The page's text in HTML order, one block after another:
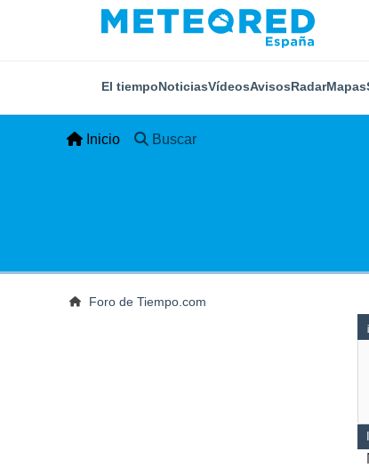
El tiempoNoticiasVídeosAvisosRadarMapas
Inicio Buscar
Foro de Tiempo.com